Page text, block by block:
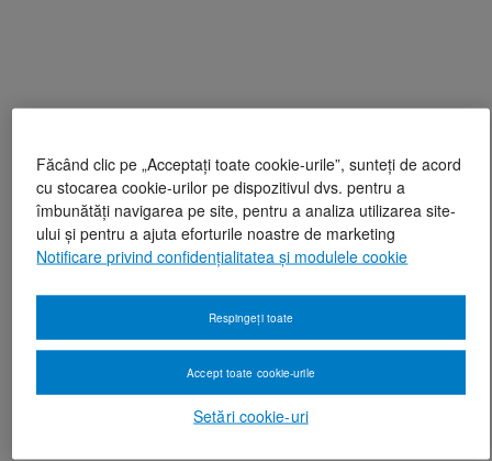
Făcând clic pe „Acceptați toate cookie-urile”, sunteți de acord
cu stocarea cookie-urilor pe dispozitivul dvs. pentru a
îmbunătăți navigarea pe site, pentru a analiza utilizarea site-
ului și pentru a ajuta eforturile noastre de marketing
Notificare privind confidențialitatea și modulele cookie
Setări cookie-uri
Respingeți toate
Accept toate cookie-urile